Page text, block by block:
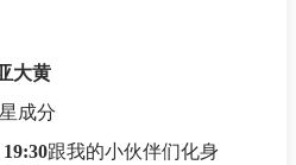
大黄
成分
跟我的小伙伴们化身